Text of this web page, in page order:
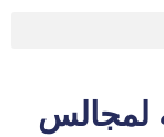
لمجالس